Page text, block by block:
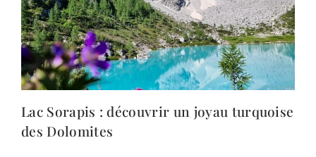
Lac Sorapis : découvrir un joyau turquoise
des Dolomites